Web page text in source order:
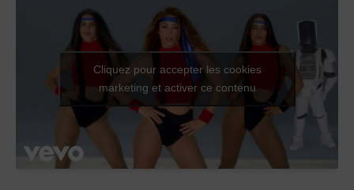
Cliquez pour accepter les cookies
marketing et activer ce contenu